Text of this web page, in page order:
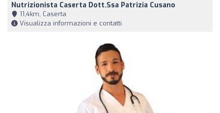
Nutrizionista Caserta Dott.ssa Patrizia Cusano
11,4km, Caserta
Visualizza informazioni e contatti